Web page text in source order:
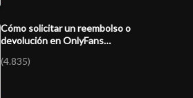
Cómo solicitar un reembolso o
devolución en OnlyFans…
(4.835)